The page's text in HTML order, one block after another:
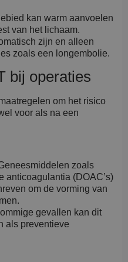
kan warm aanvoelen
van het lichaam.
zijn en alleen
zoals een longembolie.
bij operaties
om het risico
voor als na een
zoals
anticoagulantia (DOAC’s)
om de vorming van
gevallen kan dit
als preventieve